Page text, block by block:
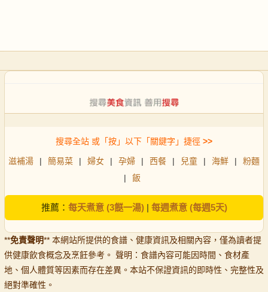
搜尋全站 或「按」以下「關鍵字」捷徑 >>
滋補湯 | 簡易菜 | 婦女 | 孕婦 | 西餐 | 兒童 | 海鮮 |
粉麵
|
飯
推薦： 每天煮意 (3餸一湯)| 每週煮意 (每週5天)
**免責聲明** 本網站所提供的食譜、健康資訊及相關內容，僅為讀者提
供健康飲食概念及烹飪參考。 聲明：食譜內容可能因時間、食材產
地、個人體質等因素而存在差異。本站不保證資訊的即時性、完整性及
絕對準確性。